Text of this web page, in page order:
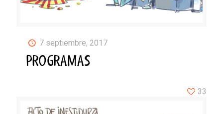
7 septiembre, 2017
PROGRAMAS
33